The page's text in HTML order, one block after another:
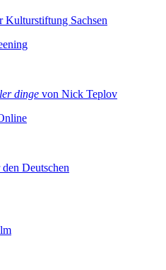
Sachsen
dinge von Nick Teplov
Deutschen